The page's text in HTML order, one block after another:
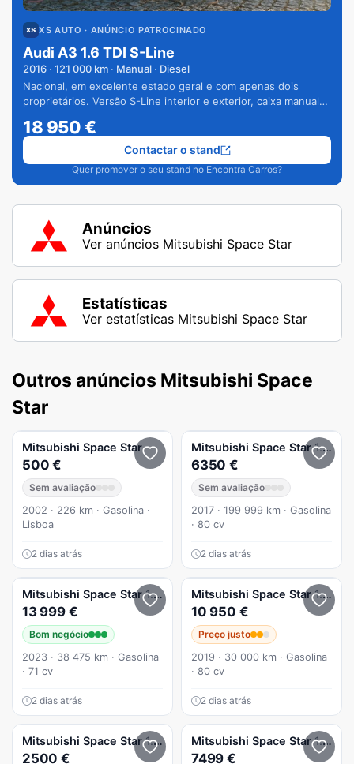
XS AUTO · ANÚNCIO PATROCINADO
Audi A3 1.6 TDI S-Line
2016 · 121 000 km · Manual · Diesel
Nacional, em excelente estado geral e com apenas dois
proprietários. Versão S-Line interior e exterior, caixa manual
18 950€
Quer promover o seu stand no Encontra Carros?
Contactar o stand
Anúncios
Ver anúncios Mitsubishi Space Star
Estatísticas
Ver estatísticas Mitsubishi Space Star
Outros anúncios Mitsubishi Space
Star
Mitsubishi Space Star
500 €
Sem avaliação
2002 · 226 km · Gasolina ·
Lisboa
2 dias atrás
Mitsubishi Space Star 1.2 Intense
6350 €
Sem avaliação
2017 · 199 999 km · Gasolina
· 80 cv
2 dias atrás
Mitsubishi Space Star 1.2 Connect Edition
13 999 €
Bom negócio
2023 · 38 475 km · Gasolina
· 71 cv
2 dias atrás
Mitsubishi Space Star 1.2 Intense Connect Edition
10 950 €
Preço justo
2019 · 30 000 km · Gasolina
· 80 cv
2 dias atrás
Mitsubishi Space Star 1.9 DI-D HP Avance
2500 €
Mitsubishi Space Star 1.2 Intense
7499 €